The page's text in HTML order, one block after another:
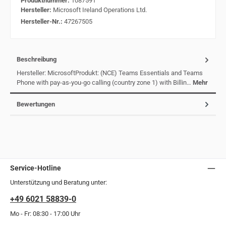
Hersteller: Microsoft Ireland Operations Ltd.
Hersteller-Nr.: 47267505
Beschreibung
Hersteller: MicrosoftProdukt: (NCE) Teams Essentials and Teams
Phone with pay-as-you-go calling (country zone 1) with Billin… Mehr
Bewertungen
Service-Hotline
Unterstützung und Beratung unter:
+49 6021 58839-0
Mo - Fr: 08:30 - 17:00 Uhr